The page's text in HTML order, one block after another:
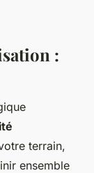
:
terrain,
ensemble